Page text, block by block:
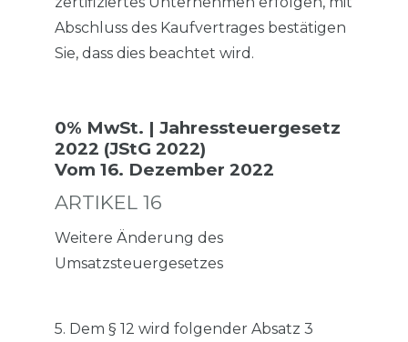
Abschluss des Kaufvertrages bestätigen
Sie, dass dies beachtet wird.
0% MwSt. | Jahressteuergesetz
2022 (JStG 2022)
Vom 16. Dezember 2022
ARTIKEL 16
Weitere Änderung des
Umsatzsteuergesetzes
5. Dem § 12 wird folgender Absatz 3